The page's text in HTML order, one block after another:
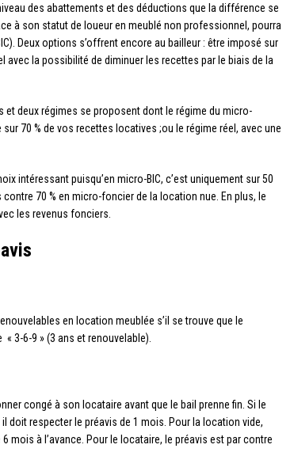
des abattements et des déductions que la différence se
à son statut de loueur en meublé non professionnel, pourra
Deux options s’offrent encore au bailleur : être imposé sur
avec la possibilité de diminuer les recettes par le biais de la
deux régimes se proposent dont le régime du micro-
70 % de vos recettes locatives ;ou le régime réel, avec une
intéressant puisqu’en micro-BIC, c’est uniquement sur 50
70 % en micro-foncier de la location nue. En plus, le
les revenus fonciers.
en location meublée s’il se trouve que le
3-6-9 » (3 ans et renouvelable).
congé à son locataire avant que le bail prenne fin. Si le
doit respecter le préavis de 1 mois. Pour la location vide,
mois à l’avance. Pour le locataire, le préavis est par contre